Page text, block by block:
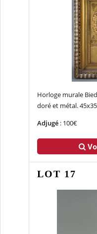
Horloge murale
doré et métal.
Adjugé: 100€
LOT 17